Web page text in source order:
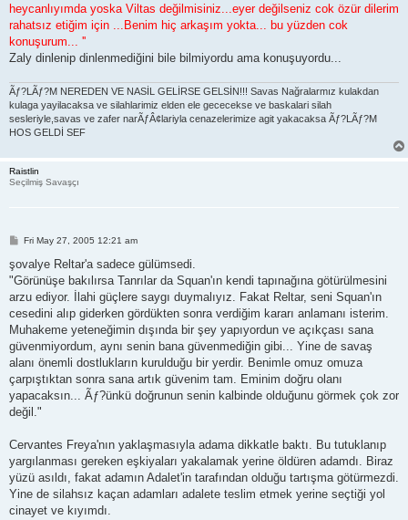
heycanlıyımda yoska Viltas değilmisiniz...eyer değilseniz cok özür dilerim
rahatsız etiğim için ...Benim hiç arkaşım yokta... bu yüzden cok
konuşurum... ''
Zaly dinlenip dinlenmediğini bile bilmiyordu ama konuşuyordu...
Ãƒ?LÃƒ?M NEREDEN VE NASİL GELİRSE GELSİN!!! Savas Nağralarmız kulakdan
kulaga yayilacaksa ve silahlarimiz elden ele gececekse ve baskalari silah
sesleriyle,savas ve zafer narÃƒÂ¢lariyla cenazelerimize agit yakacaksa Ãƒ?LÃƒ?M
HOS GELDİ SEF
Raistlin
Seçilmiş Savaşçı
P
s
Fri May 27, 2005 12:21 am
şovalye Reltar'a sadece gülümsedi.
"Görünüşe bakılırsa Tanrılar da Squan'ın kendi tapınağına götürülmesini
arzu ediyor. İlahi güçlere saygı duymalıyız. Fakat Reltar, seni Squan'ın
cesedini alıp giderken gördükten sonra verdiğim kararı anlamanı isterim.
Muhakeme yeteneğimin dışında bir şey yapıyordun ve açıkçası sana
güvenmiyordum, aynı senin bana güvenmediğin gibi... Yine de savaş
alanı önemli dostlukların kurulduğu bir yerdir. Benimle omuz omuza
çarpıştıktan sonra sana artık güvenim tam. Eminim doğru olanı
yapacaksın... Ãƒ?ünkü doğrunun senin kalbinde olduğunu görmek çok zor
değil."
Cervantes Freya'nın yaklaşmasıyla adama dikkatle baktı. Bu tutuklanıp
yargılanması gereken eşkiyaları yakalamak yerine öldüren adamdı. Biraz
yüzü asıldı, fakat adamın Adalet'in tarafından olduğu tartışma götürmezdi.
Yine de silahsız kaçan adamları adalete teslim etmek yerine seçtiği yol
cinayet ve kıyımdı.